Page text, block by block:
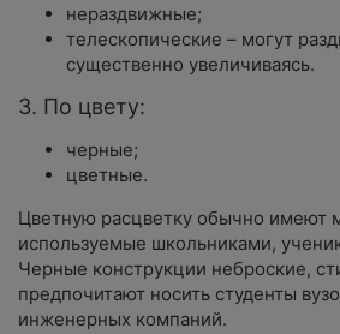
нераздвижные;
телескопические – могут
существенно увеличиваясь.
3. По цвету:
черные;
цветные.
Цветную расцветку обычно имеют
используемые школьниками,
Черные конструкции неброские,
предпочитают носить студенты
инженерных компаний.